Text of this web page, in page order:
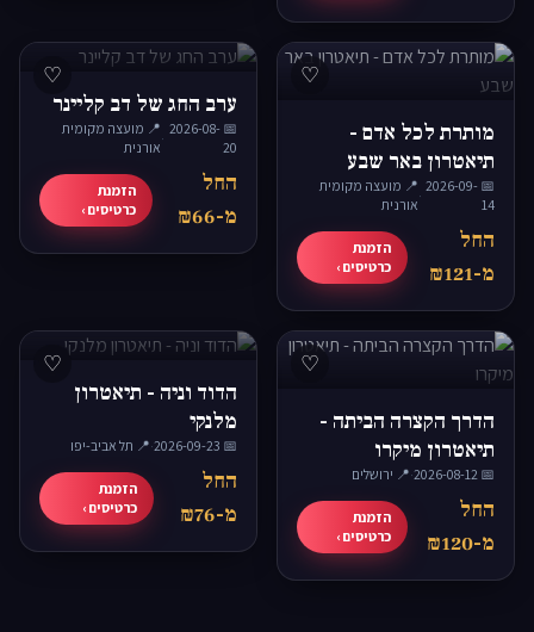
♡
מותרת לכל אדם -
תיאטרון באר שבע
📅 2026-09-
14
·
📍 מועצה מקומית
אורנית
החל
מ-₪121
הזמנת
כרטיסים ›
♡
ערב החג של דב קליינר
📅 2026-08-
20
·
📍 מועצה מקומית
אורנית
החל
מ-₪66
הזמנת
כרטיסים ›
♡
הדרך הקצרה הביתה -
תיאטרון מיקרו
📅 2026-08-12
·📍 ירושלים
החל
מ-₪120
הזמנת
כרטיסים ›
♡
הדוד וניה - תיאטרון
מלנקי
📅 2026-09-23
·📍 תל אביב-יפו
החל
מ-₪76
הזמנת
כרטיסים ›